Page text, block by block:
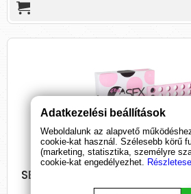
SECRETPLAY - PLAY4SEX
Adatkezelési beállítások
Weboldalunk az alapvető
cookie-kat használ. Szélesebb körű
(marketing, statisztika, személyre
cookie-kat engedélyezhet.